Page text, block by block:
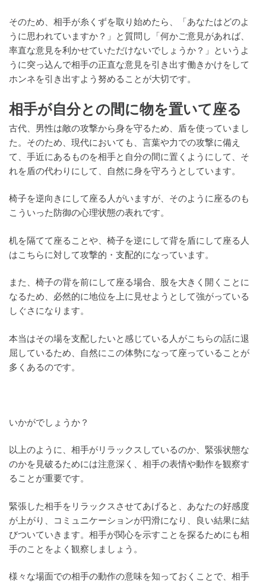
そのため、相手が糸くずを取り始めたら、「あなたはどのよ
うに思われていますか？」と質問し「何かご意見があれば、
率直な意見を利かせていただけないでしょうか？」というよ
うに突っ込んで相手の正直な意見を引き出す働きかけをして
ホンネを引き出すよう努めることが大切です。
相手が自分との間に物を置いて座る
古代、男性は敵の攻撃から身を守るため、盾を使っていまし
た。そのため、現代においても、言葉や力での攻撃に備え
て、手近にあるものを相手と自分の間に置くようにして、そ
れを盾の代わりにして、自然に身を守ろうとしています。
椅子を逆向きにして座る人がいますが、そのように座るのも
こういった防御の心理状態の表れです。
机を隔てて座ることや、椅子を逆にして背を盾にして座る人
はこちらに対して攻撃的・支配的になっています。
また、椅子の背を前にして座る場合、股を大きく開くことに
なるため、必然的に地位を上に見せようとして強がっている
しぐさになります。
本当はその場を支配したいと感じている人がこちらの話に退
屈しているため、自然にこの体勢になって座っていることが
多くあるのです。
いかがでしょうか？
以上のように、相手がリラックスしているのか、緊張状態な
のかを見破るためには注意深く、相手の表情や動作を観察す
ることが重要です。
緊張した相手をリラックスさせてあげると、あなたの好感度
が上がり、コミュニケーションが円滑になり、良い結果に結
びついていきます。相手が関心を示すことを探るためにも相
手のことをよく観察しましょう。
様々な場面での相手の動作の意味を知っておくことで、相手